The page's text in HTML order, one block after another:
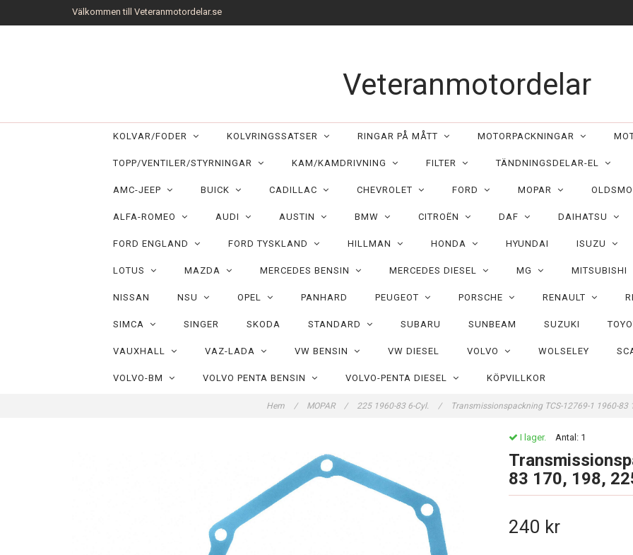
Välkommen till Veteranmotordelar.se
Veteranmotordelar
KOLVAR/FODER KOLVRINGSSATSER RINGAR PÅ MÅTT MOTORPACKNINGAR
TOPP/VENTILER/STYRNINGAR KAM/KAMDRIVNING FILTER TÄNDNINGSDELAR-EL
AMC-JEEP BUICK CADILLAC CHEVROLET FORD MOPAR
ALFA-ROMEO AUDI AUSTIN BMW CITROËN DAF DAIHATSU
FORD ENGLAND FORD TYSKLAND HILLMAN HONDA HYUNDAI ISUZU
LOTUS MAZDA MERCEDES BENSIN MERCEDES DIESEL MG MITSUBISHI
NISSAN NSU OPEL PANHARD PEUGEOT PORSCHE RENAULT
SIMCA SINGER SKODA STANDARD SUBARU SUNBEAM SUZUKI
VAUXHALL VAZ-LADA VW BENSIN VW DIESEL VOLVO WOLSELEY
VOLVO-BM VOLVO PENTA BENSIN VOLVO-PENTA DIESEL KÖPVILLKOR
Hem / MOPAR / 225 1960-83 6-Cyl. / Transmissionspackning TCS-12769-1 1960-83
I lager. Antal: 1
83 170, 198,
240 kr